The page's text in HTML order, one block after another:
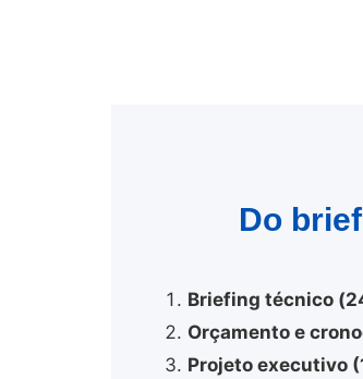
Do
Briefing técnico
Orçamento e
Projeto executivo